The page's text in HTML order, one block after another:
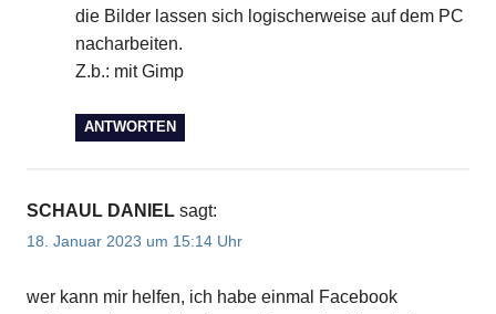
die Bilder lassen sich logischerweise auf dem PC
nacharbeiten.
Z.b.: mit Gimp
ANTWORTEN
SCHAUL DANIEL sagt:
18. Januar 2023 um 15:14 Uhr
wer kann mir helfen, ich habe einmal Facebook